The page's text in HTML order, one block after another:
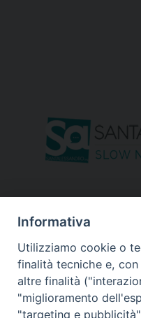
Informativa
Utilizziamo cookie o
finalità tecniche e,
altre finalità
"miglioramento
"targeting e